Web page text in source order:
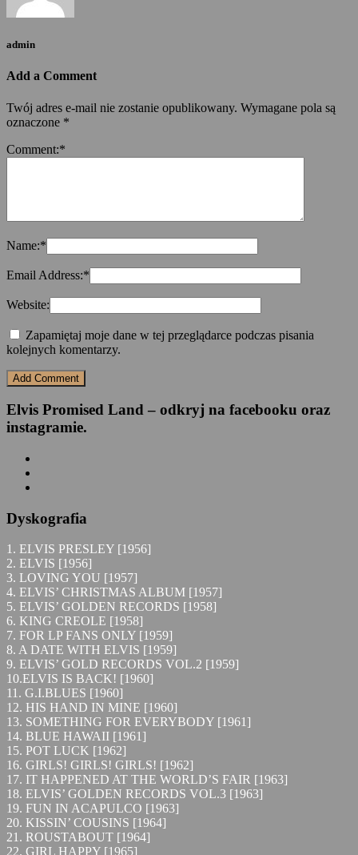
admin
Add a Comment
Twój adres e-mail nie zostanie opublikowany. Wymagane pola są
oznaczone *
Comment:*
Name:*
Email Address:*
Website:
Zapamiętaj moje dane w tej przeglądarce podczas pisania
kolejnych komentarzy.
Elvis Promised Land – odkryj na facebooku oraz
instagramie.
Dyskografia
1. ELVIS PRESLEY [1956]
2. ELVIS [1956]
3. LOVING YOU [1957]
4. ELVIS’ CHRISTMAS ALBUM [1957]
5. ELVIS’ GOLDEN RECORDS [1958]
6. KING CREOLE [1958]
7. FOR LP FANS ONLY [1959]
8. A DATE WITH ELVIS [1959]
9. ELVIS’ GOLD RECORDS VOL.2 [1959]
10.ELVIS IS BACK! [1960]
11. G.I.BLUES [1960]
12. HIS HAND IN MINE [1960]
13. SOMETHING FOR EVERYBODY [1961]
14. BLUE HAWAII [1961]
15. POT LUCK [1962]
16. GIRLS! GIRLS! GIRLS! [1962]
17. IT HAPPENED AT THE WORLD’S FAIR [1963]
18. ELVIS’ GOLDEN RECORDS VOL.3 [1963]
19. FUN IN ACAPULCO [1963]
20. KISSIN’ COUSINS [1964]
21. ROUSTABOUT [1964]
22. GIRL HAPPY [1965]